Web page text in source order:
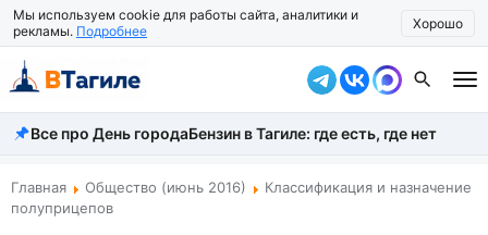
Мы используем cookie для работы сайта, аналитики и
рекламы. Подробнее Хорошо
Все новости
Происшествия
Все про День городаБензин в Тагиле: где есть, где нет
Главная Общество (июнь 2016)
Классификация и назначение
полуприцепов